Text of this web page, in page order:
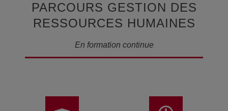
PARCOURS GESTION DES
RESSOURCES HUMAINES
En formation continue